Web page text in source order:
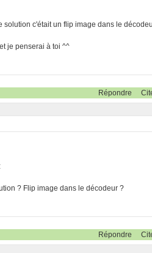
solution c'était un flip image dans le
je penserai à toi ^^
Répondre
? Flip image dans le décodeur ?
Répondre